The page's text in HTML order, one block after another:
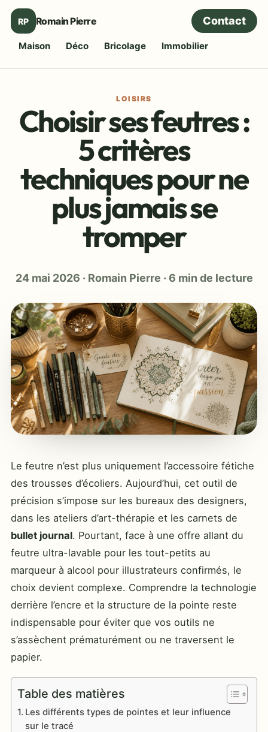
RP Romain Pierre
Maison Déco Bricolage Immobilier
Contact
LOISIRS
Choisir ses feutres :
5 critères
techniques pour ne
plus jamais se
tromper
24 mai 2026 · Romain Pierre · 6 min de lecture
Le feutre n’est plus uniquement l’accessoire fétiche
des trousses d’écoliers. Aujourd’hui, cet outil de
précision s’impose sur les bureaux des designers,
dans les ateliers d’art-thérapie et les carnets de
bullet journal. Pourtant, face à une offre allant du
feutre ultra-lavable pour les tout-petits au
marqueur à alcool pour illustrateurs confirmés, le
choix devient complexe. Comprendre la technologie
derrière l’encre et la structure de la pointe reste
indispensable pour éviter que vos outils ne
s’assèchent prématurément ou ne traversent le
papier.
Table des matières
Les différents types de pointes et leur influence
sur le tracé